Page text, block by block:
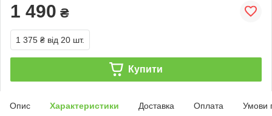
1 490 ₴
1 375 ₴ від 20 шт.
Купити
Опис Характеристики Доставка Оплата Умови